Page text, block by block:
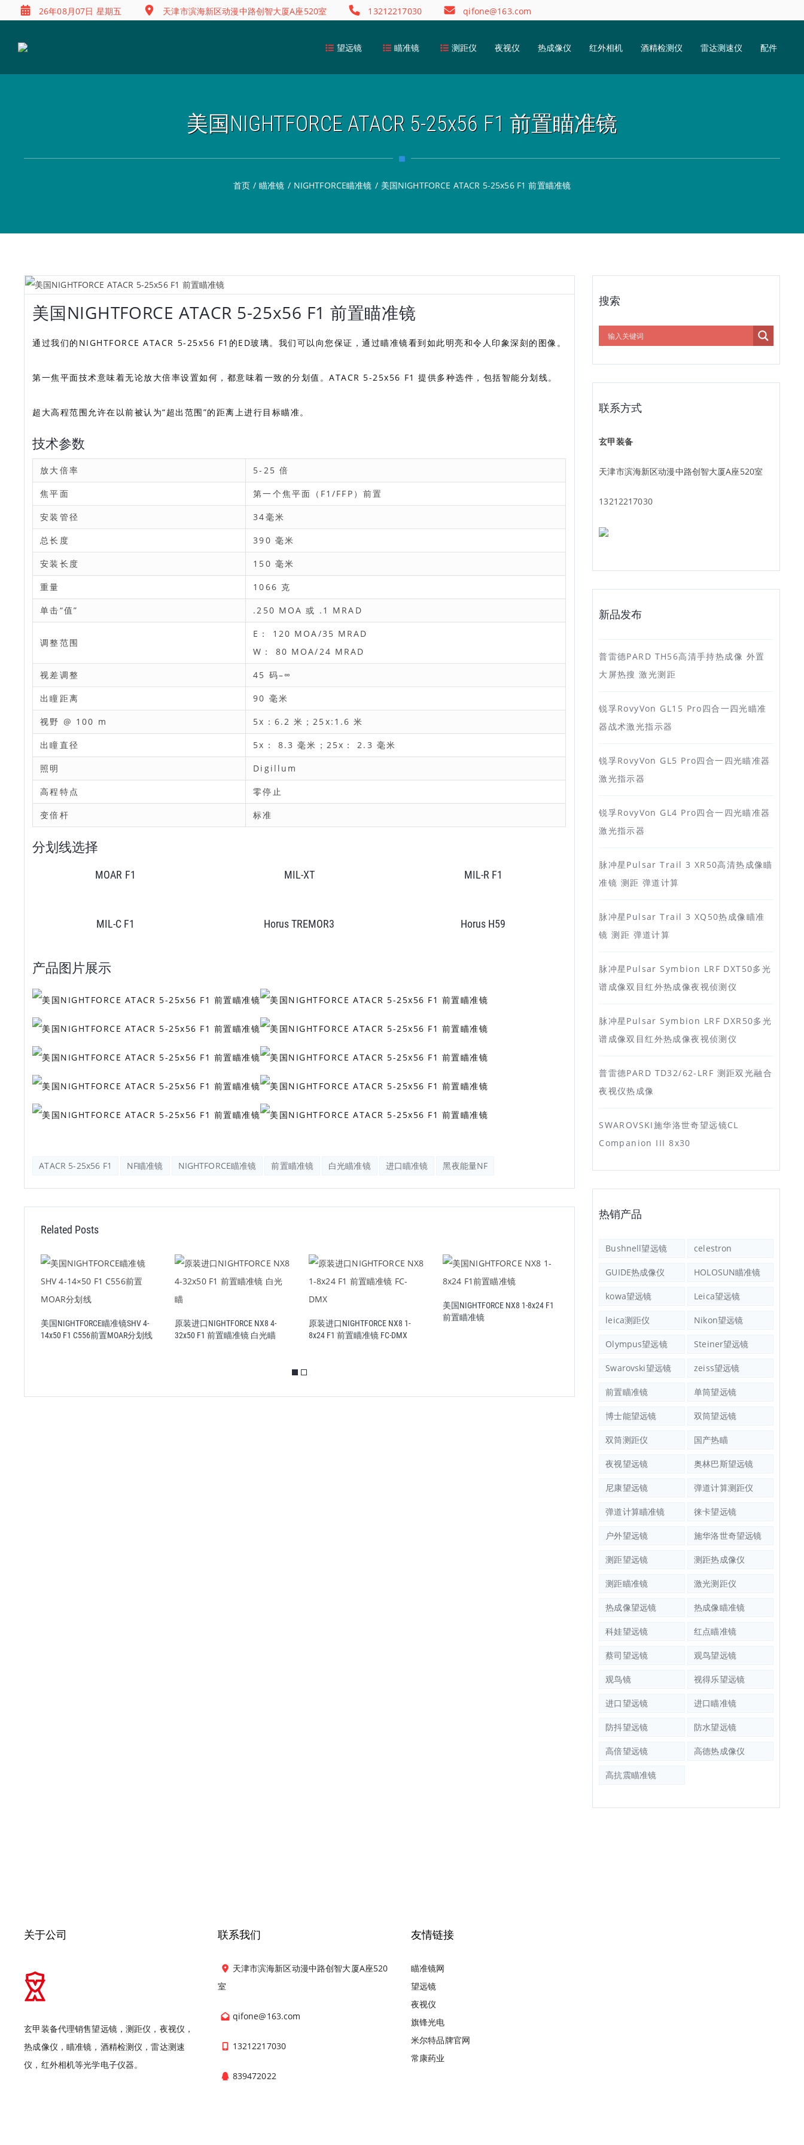
26年08月07日 星期五 天津市滨海新区动漫中路创智大厦A座520室 13212217030 qifone@163.com
望远镜 瞄准镜 测距仪 夜视仪 热成像仪 红外相机 酒精检测仪 雷达测速仪 配件
美国NIGHTFORCE ATACR 5-25x56 F1 前置瞄准镜
首页 / 瞄准镜 / NIGHTFORCE瞄准镜 / 美国NIGHTFORCE ATACR 5-25x56 F1 前置瞄准镜
美国NIGHTFORCE ATACR 5-25x56 F1 前置瞄准镜
通过我们的NIGHTFORCE ATACR 5-25x56 F1的ED玻璃。我们可以向您保证，通过瞄准镜看到如此明亮和令人印象深刻的图像。
第一焦平面技术意味着无论放大倍率设置如何，都意味着一致的分划值。ATACR 5-25x56 F1 提供多种选件，包括智能分划线。
超大高程范围允许在以前被认为“超出范围”的距离上进行目标瞄准。
技术参数
放大倍率 5-25 倍
焦平面 第一个焦平面（F1/FFP）前置
安装管径 34毫米
总长度 390 毫米
安装长度 150 毫米
重量 1066 克
单击“值” .250 MOA 或 .1 MRAD
调整范围
E： 120 MOA/35 MRAD
W： 80 MOA/24 MRAD
视差调整 45 码–∞
出瞳距离 90 毫米
视野 @ 100 m 5x：6.2 米；25x:1.6 米
出瞳直径 5x： 8.3 毫米；25x： 2.3 毫米
照明 Digillum
高程特点 零停止
变倍杆 标准
分划线选择
MOAR F1 MIL-XT MIL-R F1
MIL-C F1 Horus TREMOR3 Horus H59
产品图片展示
ATACR 5-25x56 F1 NF瞄准镜 NIGHTFORCE瞄准镜 前置瞄准镜 白光瞄准镜 进口瞄准镜 黑夜能量NF
Related Posts
美国NIGHTFORCE瞄准镜SHV 4-
14x50 F1 C556前置MOAR分划线
原装进口NIGHTFORCE NX8 4-
32x50 F1 前置瞄准镜 白光瞄
原装进口NIGHTFORCE NX8 1-
8x24 F1 前置瞄准镜 FC-DMX
美国NIGHTFORCE NX8 1-8x24 F1
前置瞄准镜
F1 前置瞄准镜
F1 白光瞄准镜 八倍镜
搜索
联系方式
玄甲装备
天津市滨海新区动漫中路创智大厦A座520室
13212217030
新品发布
普雷德PARD TH56高清手持热成像 外置
大屏热搜 激光测距
锐孚RovyVon GL15 Pro四合一四光瞄准
器战术激光指示器
锐孚RovyVon GL5 Pro四合一四光瞄准器
激光指示器
锐孚RovyVon GL4 Pro四合一四光瞄准器
激光指示器
脉冲星Pulsar Trail 3 XR50高清热成像瞄
准镜 测距 弹道计算
脉冲星Pulsar Trail 3 XQ50热成像瞄准
镜 测距 弹道计算
脉冲星Pulsar Symbion LRF DXT50多光
谱成像双目红外热成像夜视侦测仪
脉冲星Pulsar Symbion LRF DXR50多光
谱成像双目红外热成像夜视侦测仪
普雷德PARD TD32/62-LRF 测距双光融合
夜视仪热成像
SWAROVSKI施华洛世奇望远镜CL
Companion III 8x30
热销产品
Bushnell望远镜 celestron
GUIDE热成像仪 HOLOSUN瞄准镜
kowa望远镜 Leica望远镜
leica测距仪 Nikon望远镜
Olympus望远镜 Steiner望远镜
Swarovski望远镜 zeiss望远镜
前置瞄准镜 单筒望远镜
博士能望远镜 双筒望远镜
双筒测距仪 国产热瞄
夜视望远镜 奥林巴斯望远镜
尼康望远镜 弹道计算测距仪
弹道计算瞄准镜 徕卡望远镜
户外望远镜 施华洛世奇望远镜
测距望远镜 测距热成像仪
测距瞄准镜 激光测距仪
热成像望远镜 热成像瞄准镜
科娃望远镜 红点瞄准镜
蔡司望远镜 观鸟望远镜
观鸟镜 视得乐望远镜
进口望远镜 进口瞄准镜
防抖望远镜 防水望远镜
高倍望远镜 高德热成像仪
高抗震瞄准镜
关于公司
玄甲装备代理销售望远镜，测距仪，夜视仪，
热成像仪，瞄准镜，酒精检测仪，雷达测速
仪，红外相机等光学电子仪器。
联系我们
天津市滨海新区动漫中路创智大厦A座520
室
qifone@163.com
13212217030
839472022
友情链接
瞄准镜网
望远镜
夜视仪
旗锋光电
米尔特品牌官网
常康药业